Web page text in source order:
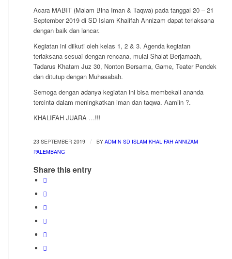
Acara MABIT (Malam Bina Iman & Taqwa) pada tanggal 20 – 21
September 2019 di SD Islam Khalifah Annizam dapat terlaksana
dengan baik dan lancar.
Kegiatan ini diikuti oleh kelas 1, 2 & 3. Agenda kegiatan
terlaksana sesuai dengan rencana, mulai Shalat Berjamaah,
Tadarus Khatam Juz 30, Nonton Bersama, Game, Teater Pendek
dan ditutup dengan Muhasabah.
Semoga dengan adanya kegiatan ini bisa membekali ananda
tercinta dalam meningkatkan iman dan taqwa. Aamiin ?.
KHALIFAH JUARA …!!!
23 SEPTEMBER 2019 / BY ADMIN SD ISLAM KHALIFAH ANNIZAM
PALEMBANG
Share this entry